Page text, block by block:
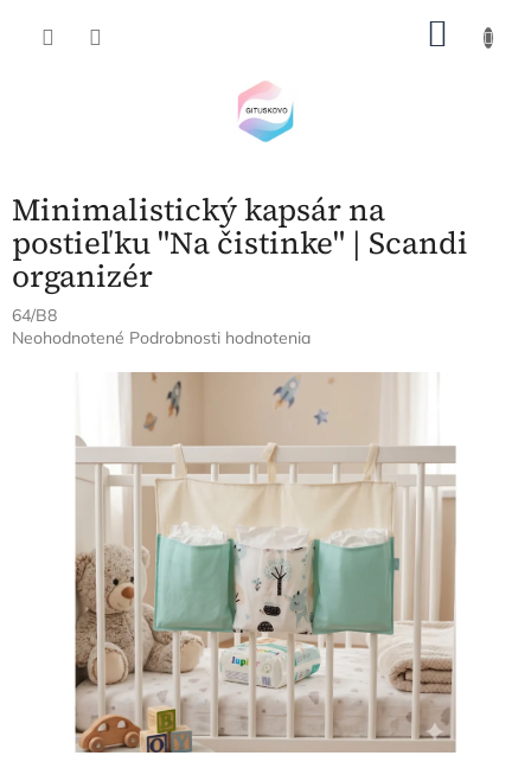
Minimalistický kapsár na
postieľku "Na čistinke" | Scandi
organizér
64/B8
Priemerné
Neohodnotené Podrobnosti hodnotenia